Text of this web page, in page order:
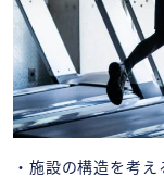
・施設の構造を考え